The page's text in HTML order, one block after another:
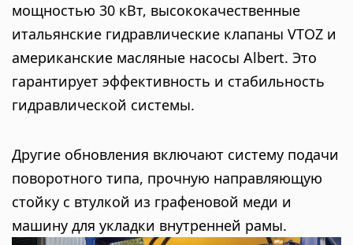
мощностью 30 кВт, высококачественные
итальянские гидравлические клапаны VTOZ и
американские масляные насосы Albert. Это
гарантирует эффективность и стабильность
гидравлической системы.
Другие обновления включают систему подачи
поворотного типа, прочную направляющую
стойку с втулкой из графеновой меди и
машину для укладки внутренней рамы.